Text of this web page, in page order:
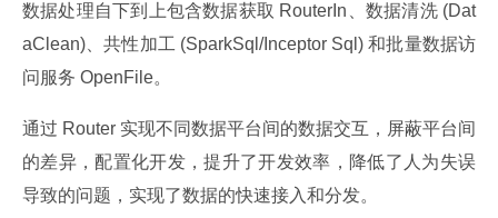
数据处理自下到上包含数据获取 RouterIn、数据清洗 (Dat
aClean)、共性加工 (SparkSql/Inceptor Sql) 和批量数据访
问服务 OpenFile。
通过 Router 实现不同数据平台间的数据交互，屏蔽平台间
的差异，配置化开发，提升了开发效率，降低了人为失误
导致的问题，实现了数据的快速接入和分发。